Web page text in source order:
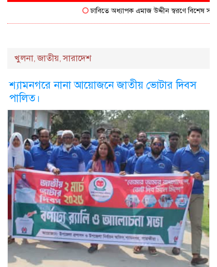
ঢাবিতে অধ্যাপক এমাজ উদ্দীন স্বরণে বিশেষ
খুলনা,জাতীয়,সারাদেশ
শ্যামনগরে নানা আয়োজনে জাতীয় ভোটার দিবস
পালিত।